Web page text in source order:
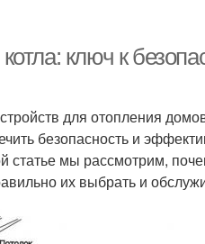
ключ к
для отопления
безопасность и
статье мы рассмотрим,
их выбрать и